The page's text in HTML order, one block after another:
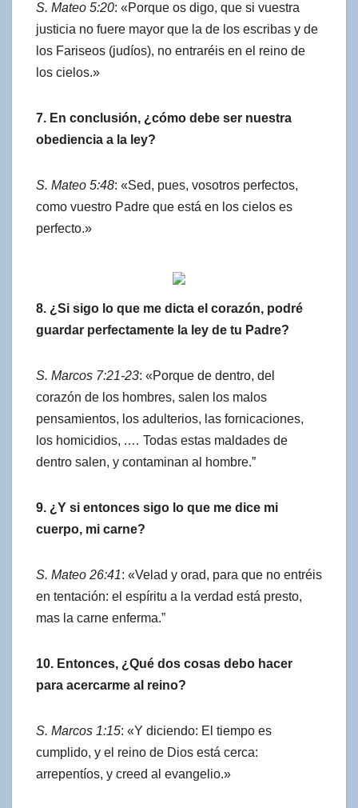
S. Mateo 5:20: «Porque os digo, que si vuestra
justicia no fuere mayor que la de los escribas y de
los Fariseos (judíos), no entraréis en el reino de
los cielos.»
7. En conclusión, ¿cómo debe ser nuestra
obediencia a la ley?
S. Mateo 5:48: «Sed, pues, vosotros perfectos,
como vuestro Padre que está en los cielos es
perfecto.»
8. ¿Si sigo lo que me dicta el corazón, podré
guardar perfectamente la ley de tu Padre?
S. Marcos 7:21-23: «Porque de dentro, del
corazón de los hombres, salen los malos
pensamientos, los adulterios, las fornicaciones,
los homicidios, .… Todas estas maldades de
dentro salen, y contaminan al hombre.”
9. ¿Y si entonces sigo lo que me dice mi
cuerpo, mi carne?
S. Mateo 26:41: «Velad y orad, para que no entréis
en tentación: el espíritu a la verdad está presto,
mas la carne enferma.”
10. Entonces, ¿Qué dos cosas debo hacer
para acercarme al reino?
S. Marcos 1:15: «Y diciendo: El tiempo es
cumplido, y el reino de Dios está cerca:
arrepentíos, y creed al evangelio.»